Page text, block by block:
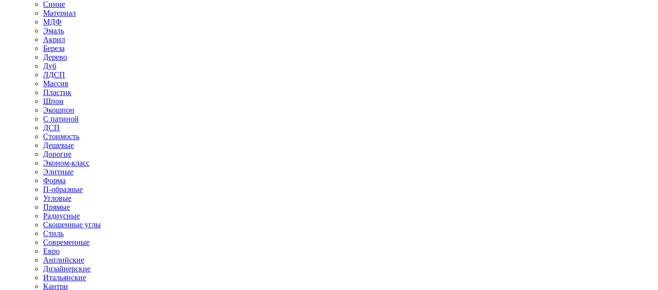
Синие
Материал
МДФ
Эмаль
Акрил
Береза
Дерево
Дуб
ЛДСП
Массив
Пластик
Шпон
Экошпон
С патиной
ДСП
Стоимость
Дешевые
Дорогие
Эконом-класс
Элитные
Форма
П-образные
Угловые
Прямые
Радиусные
Скошенные углы
Стиль
Современные
Евро
Английские
Дизайнерские
Итальянские
Кантри